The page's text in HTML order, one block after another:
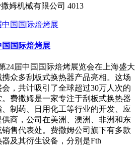
撒姆机械有限公司 4013
国际焙烤展
24届中国国际焙烤展览会在上海盛大
众多刮板式换热器产品亮相。这场
，共计吸引了全球超过30万人次的
费撒姆是一家专注于刮板式换热器
制药、日用化工等行业的开发、应
商，公司在美洲、澳洲、非洲和东
售代表处。费撒姆公司旗下有多款
及其衍生设备，分别是Fth